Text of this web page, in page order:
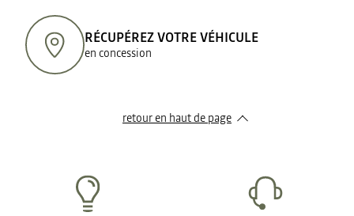
RÉCUPÉREZ VOTRE VÉHICULE
en concession
retour en haut de page​